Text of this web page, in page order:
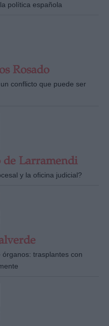
política española
Rosado
conflicto que puede ser
Larramendi
y la oficina judicial?
trasplantes con